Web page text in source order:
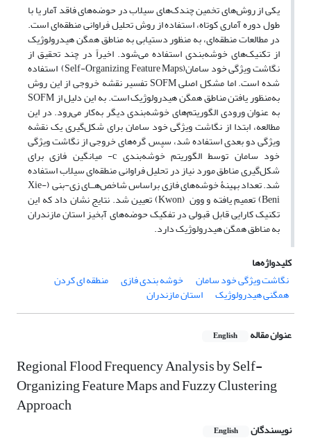
یکی از روش‌های تخمین چندک‌های سیلاب در حوضه‌های فاقد آمار یا با
طول دوره آماری کوتاه، استفاده از روش تحلیل فراوانی منطقه‌ای است.
در مطالعات منطقه‌ای، به منظور دستیابی به مناطق همگن هیدرولوژیک
از تکنیک‌های خوشه‌بندی استفاده می‌شود. اخیراً در چند تحقیق از
نگاشت ویژگی خود سامان(Self-Organizing Feature Maps) استفاده
شده است. اما مشکل اصلی SOFM تفسیر نقشه خروجی از این روش
به‌منظور یافتن مناطق همگن هیدرولوژیک است. به این دلیل از SOFM
به عنوان ورودی الگوریتم‌های خوشه‌بندی دیگر به‌کار می‌رود. در این
مطالعه، ابتدا از نگاشت ویژگی خود سامان برای شکل‌گیری یک نقشه
ویژگی دو بعدی استفاده شد، سپس گره‌های خروجی از نگاشت ویژگی
خود سامان توسط الگوریتم خوشه‌بندی c- میانگین فازی برای
شکل‌گیری مناطق مورد نیاز در تحلیل فراوانی منطقه‌ای سیلاب استفاده
شد. تعداد بهینۀ خوشه‌های فازی براساس شاخص‌هــای زی-بنی (Xie-
Beni) تعمیم یافته و وون (Kwon) تعیین شد. نتایج نشان داد که این
تکنیک کارایی قابل قبولی در تفکیک حوضه‌های آبخیز استان مازندران
به مناطق همگن هیدرولوژیک دارد.
کلیدواژه‌ها
نگاشت ویژگی خود سامان
خوشه بندی فازی منطقه ای کردن
همگنی هیدرولوژیک استان مازندران
عنوان مقاله English
Regional Flood Frequency Analysis by Self-
Organizing Feature Maps and Fuzzy Clustering
Approach
نویسندگان English